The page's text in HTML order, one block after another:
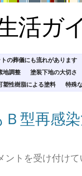
活ガ
の葬儀にも流れがあります
地調整
塗装下地の大切さ
塑性樹脂による塗料 特殊
Ｂ型再感
ントを受け付け